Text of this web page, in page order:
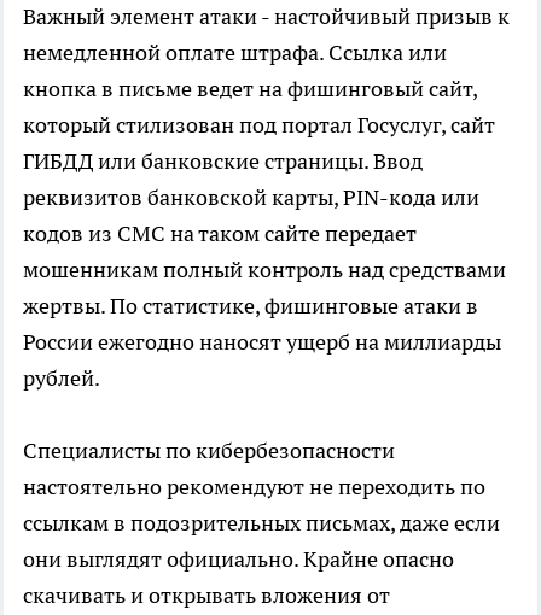
Важный элемент атаки - настойчивый призыв к
немедленной оплате штрафа. Ссылка или
кнопка в письме ведет на фишинговый сайт,
который стилизован под портал Госуслуг, сайт
ГИБДД или банковские страницы. Ввод
реквизитов банковской карты, PIN-кода или
кодов из СМС на таком сайте передает
мошенникам полный контроль над средствами
жертвы. По статистике, фишинговые атаки в
России ежегодно наносят ущерб на миллиарды
рублей.
Специалисты по кибербезопасности
настоятельно рекомендуют не переходить по
ссылкам в подозрительных письмах, даже если
они выглядят официально. Крайне опасно
скачивать и открывать вложения от